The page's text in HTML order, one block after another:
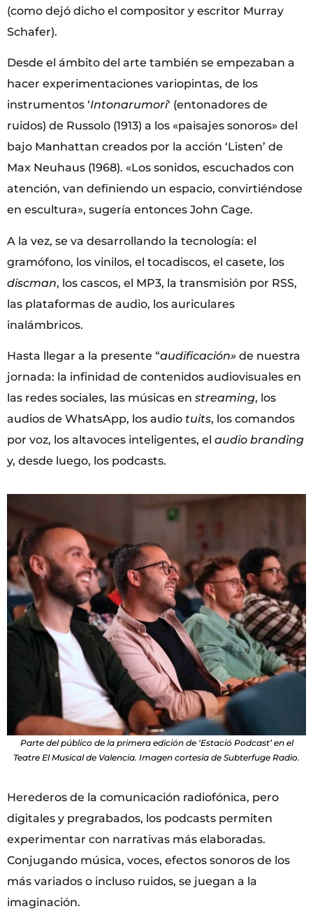
(como dejó dicho el compositor y escritor Murray
Schafer).
Desde el ámbito del arte también se empezaban a
hacer experimentaciones variopintas, de los
instrumentos ‘Intonarumori‘ (entonadores de
ruidos) de Russolo (1913) a los «paisajes sonoros» del
bajo Manhattan creados por la acción ‘Listen’ de
Max Neuhaus (1968). «Los sonidos, escuchados con
atención, van definiendo un espacio, convirtiéndose
en escultura», sugería entonces John Cage.
A la vez, se va desarrollando la tecnología: el
gramófono, los vinilos, el tocadiscos, el casete, los
discman, los cascos, el MP3, la transmisión por RSS,
las plataformas de audio, los auriculares
inalámbricos.
Hasta llegar a la presente “audificación» de nuestra
jornada: la infinidad de contenidos audiovisuales en
las redes sociales, las músicas en streaming, los
audios de WhatsApp, los audio tuits, los comandos
por voz, los altavoces inteligentes, el audio branding
y, desde luego, los podcasts.
Parte del público de la primera edición de ‘Estació Podcast’ en el
Teatre El Musical de Valencia. Imagen cortesía de Subterfuge Radio.
Herederos de la comunicación radiofónica, pero
digitales y pregrabados, los podcasts permiten
experimentar con narrativas más elaboradas.
Conjugando música, voces, efectos sonoros de los
más variados o incluso ruidos, se juegan a la
imaginación.